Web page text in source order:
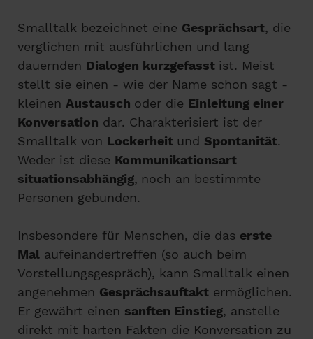
Smalltalk bezeichnet eine Gesprächsart, die
verglichen mit ausführlichen und lang
dauernden Dialogen kurzgefasst ist. Meist
stellt sie einen - wie der Name schon sagt -
kleinen Austausch oder die Einleitung einer
Konversation dar. Charakterisiert ist der
Smalltalk von Lockerheit und Spontanität.
Weder ist diese Kommunikationsart
situationsabhängig, noch an bestimmte
Personen gebunden.
Insbesondere für Menschen, die das erste
Mal aufeinandertreffen (so auch beim
Vorstellungsgespräch), kann Smalltalk einen
angenehmen Gesprächsauftakt ermöglichen.
Er gewährt einen sanften Einstieg, anstelle
direkt mit harten Fakten die Konversation zu